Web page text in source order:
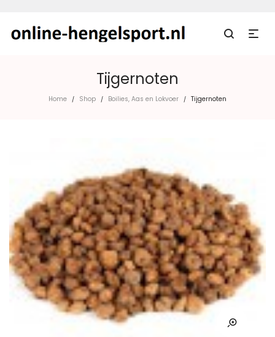
Tijgernoten
Home / Shop / Boilies, Aas en Lokvoer / Tijgernoten